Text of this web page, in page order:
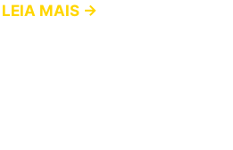
LEIA MAIS →